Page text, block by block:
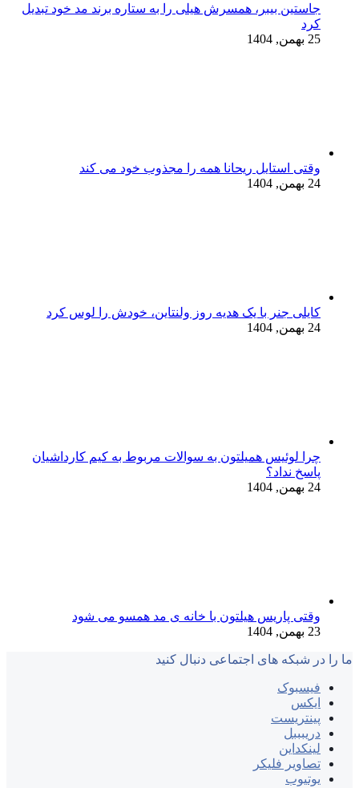
جاستین بیبر، همسرش هیلی را به ستاره برند مد خود تبدیل
کرد
25 بهمن, 1404
وقتی استایل ریحانا همه را مجذوب خود می‌ کند
24 بهمن, 1404
کایلی جنر با یک هدیه روز ولنتاین، خودش را لوس کرد
24 بهمن, 1404
چرا لوئیس همیلتون به سوالات مربوط به کیم کارداشیان
پاسخ نداد؟
24 بهمن, 1404
وقتی پاریس هیلتون با خانه‌ ی مد همسو می شود
23 بهمن, 1404
ما را در شبکه های اجتماعی دنبال کنید
فیسبوک
ایکس
پینتریست
دریبببل
لینکداین
تصاویر فلیکر
یوتیوب